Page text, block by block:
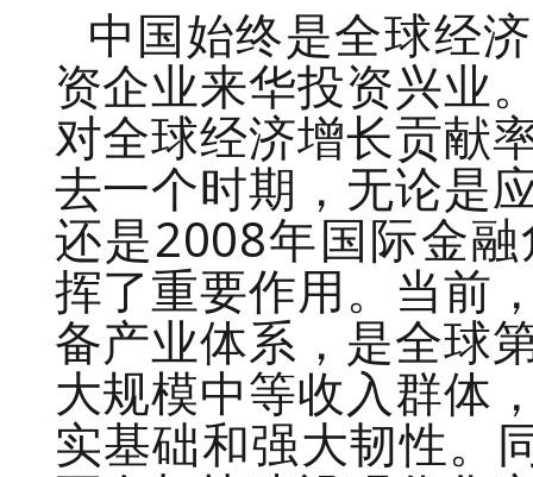
中国始终是全球经
资企业来华投资兴业
对全球经济增长贡献
去一个时期，无论是
还是2008年国际金
挥了重要作用。当前
备产业体系，是全球
大规模中等收入群体
实基础和强大韧性。